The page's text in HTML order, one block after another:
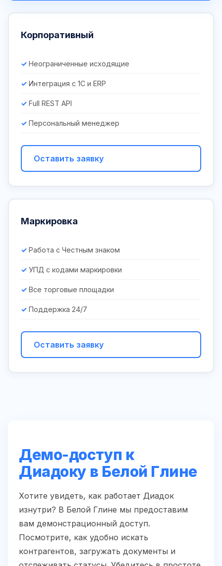
Корпоративный
Неограниченные исходящие
Интеграция с 1С и ERP
Full REST API
Персональный менеджер
Оставить заявку
Маркировка
Работа с Честным знаком
УПД с кодами маркировки
Все торговые площадки
Поддержка 24/7
Оставить заявку
Демо-доступ к
Диадоку в Белой Глине
Хотите увидеть, как работает Диадок
изнутри? В Белой Глине мы предоставим
вам демонстрационный доступ.
Посмотрите, как удобно искать
контрагентов, загружать документы и